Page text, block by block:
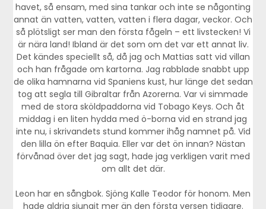
havet, så ensam, med sina tankar och inte se någonting
annat än vatten, vatten, vatten i flera dagar, veckor. Och
så plötsligt ser man den första fågeln – ett livstecken! Vi
är nära land! Ibland är det som om det var ett annat liv.
Det kändes speciellt så, då jag och Mattias satt vid villan
och han frågade om kartorna. Jag rabblade snabbt upp
de olika hamnarna vid Spaniens kust, hur länge det sedan
tog att segla till Gibraltar från Azorerna. Var vi simmade
med de stora sköldpaddorna vid Tobago Keys. Och åt
middag i en liten hydda med ö-borna vid en strand jag
inte nu, i skrivandets stund kommer ihåg namnet på. Vid
den lilla ön efter Baquia. Eller var det ön innan? Nästan
förvånad över det jag sagt, hade jag verkligen varit med
om allt det där.
Leon har en sångbok. Sjöng Kalle Teodor för honom. Men
hade aldrig sjungit mer än den första versen tidigare.